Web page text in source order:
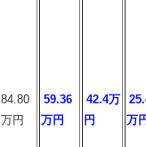
84.80
万円
59.36
万円
42.4万
円
万